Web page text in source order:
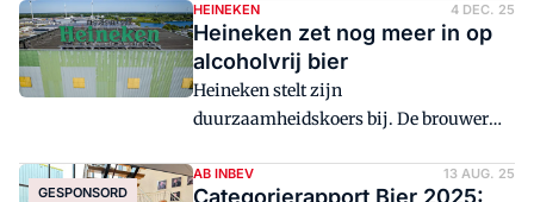
verhogingen van de verbruiksbelasting
die verdere groei kan hinderen.
HEINEKEN 4 DEC. 25
Heineken zet nog meer in op
alcoholvrij bier
Heineken stelt zijn
duurzaamheidskoers bij. De brouwer
alcoholisch bier en alcoholvrij.
GESPONSORD
AB INBEV 13 AUG. 25
Categorierapport Bier 2025: